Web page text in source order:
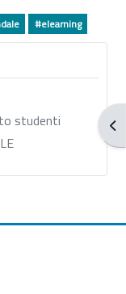
#elearning
studenti